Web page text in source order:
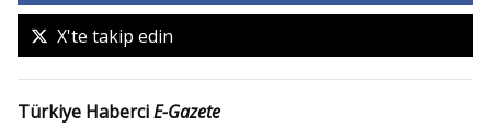
X'te takip edin
Türkiye HaberciE-Gazete